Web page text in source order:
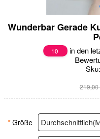
Wunderbar Gerade
10
in den
Sku:
219,00
* Größe